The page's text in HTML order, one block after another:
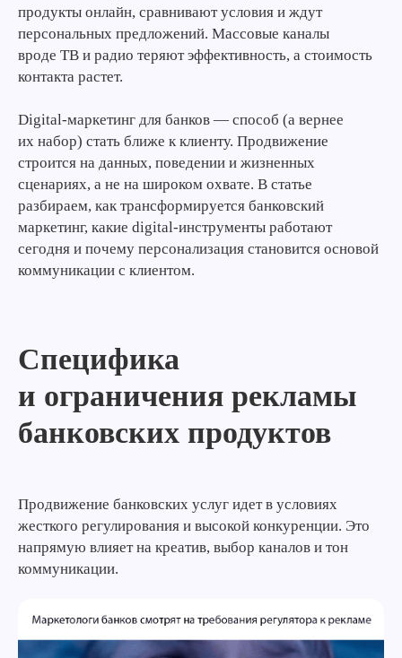
продукты онлайн, сравнивают условия и ждут
персональных предложений. Массовые каналы
вроде ТВ и радио теряют эффективность, а стоимость
контакта растет.
Digital-маркетинг для банков — способ (а вернее
их набор) стать ближе к клиенту. Продвижение
строится на данных, поведении и жизненных
сценариях, а не на широком охвате. В статье
разбираем, как трансформируется банковский
маркетинг, какие digital-инструменты работают
сегодня и почему персонализация становится основой
коммуникации с клиентом.
Специфика
и ограничения рекламы
банковских продуктов
Продвижение банковских услуг идет в условиях
жесткого регулирования и высокой конкуренции. Это
напрямую влияет на креатив, выбор каналов и тон
коммуникации.